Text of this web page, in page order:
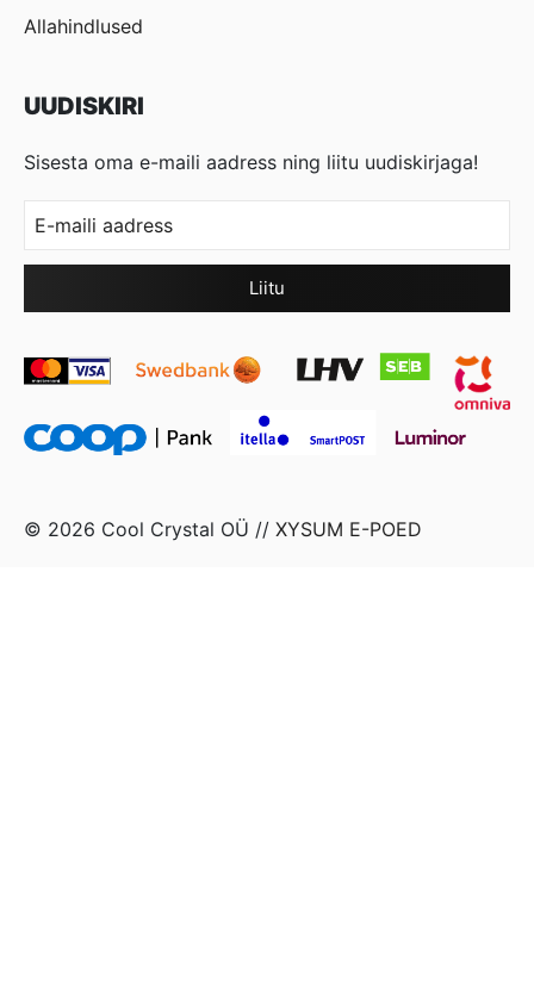
Allahindlused
UUDISKIRI
Sisesta oma e-maili aadress ning liitu uudiskirjaga!
© 2026 Cool Crystal OÜ // XYSUM E-POED